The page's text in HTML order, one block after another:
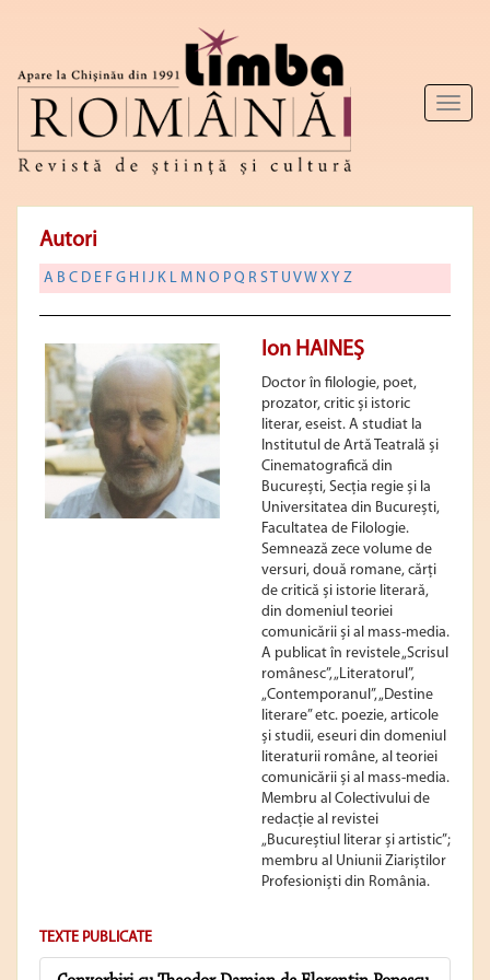
Toggle
Autori
A B C D E F G H I J K L M N O P Q R S T U VW X Y Z
Ion HAINEȘ
Doctor în filologie, poet,
prozator, critic și istoric
literar, eseist. A studiat la
Institutul de Artă Teatrală și
Cinematografică din
București, Secția regie și la
Universitatea din București,
Facultatea de Filologie.
Semnează zece volume de
versuri, două romane, cărți
de critică și istorie literară,
din domeniul teoriei
comunicării și al mass-media.
A publicat în revistele „Scrisul
românesc”, „Literatorul”,
„Contemporanul”, „Destine
literare” etc. poezie, articole
și studii, eseuri din domeniul
literaturii române, al teoriei
comunicării și al mass-media.
Membru al Colectivului de
redacție al revistei
„Bucureștiul literar și artistic”;
membru al Uniunii Ziariștilor
Profesioniști din România.
TEXTE PUBLICATE